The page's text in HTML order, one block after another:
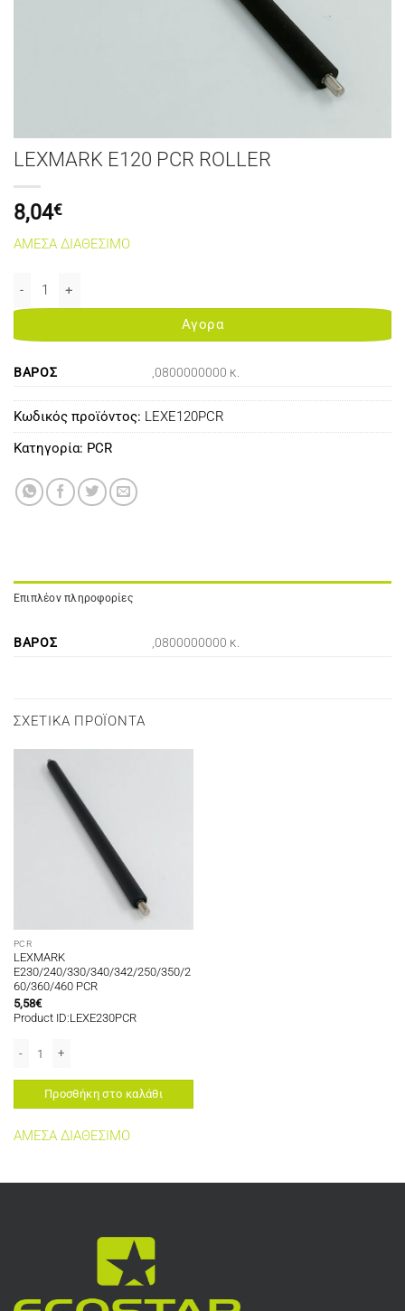
LEXMARK E120 PCR ROLLER
8,04€
ΑΜΕΣΑ ΔΙΑΘΕΣΙΜΟ
LEXMARK E120 PCR ROLLER ποσότητα
Αγορα
ΒΆΡΟΣ ,0800000000 κ.
Κωδικός προϊόντος: LEXE120PCR
Κατηγορία: PCR
Επιπλέον πληροφορίες
ΒΆΡΟΣ ,0800000000 κ.
ΣΧΕΤΙΚΆ ΠΡΟΪΌΝΤΑ
PCR
LEXMARK
E230/240/330/340/342/250/350/2
60/360/460 PCR
5,58€
Product ID:LEXE230PCR
Προσθήκη στο καλάθι
ΑΜΕΣΑ ΔΙΑΘΕΣΙΜΟ